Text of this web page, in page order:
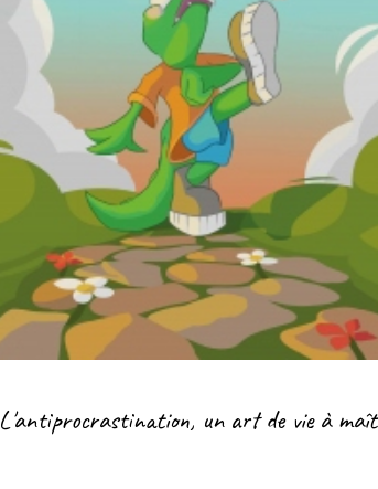
L'antiprocrastination, un art de vie à